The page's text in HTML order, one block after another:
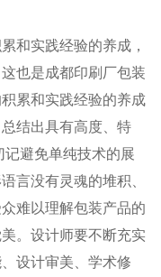
和实践经验的养成，
也是成都印刷厂包装
累和实践经验的养成
结出具有高度、特
避免单纯技术的展
言没有灵魂的堆积、
难以理解包装产品的
。设计师要不断充实
设计审美、学术修